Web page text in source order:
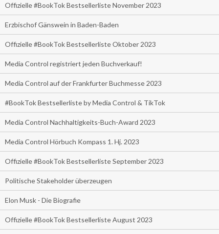
Offizielle #BookTok Bestsellerliste November 2023
Erzbischof Gänswein in Baden-Baden
Offizielle #BookTok Bestsellerliste Oktober 2023
Media Control registriert jeden Buchverkauf!
Media Control auf der Frankfurter Buchmesse 2023
#BookTok Bestsellerliste by Media Control & TikTok
Media Control Nachhaltigkeits-Buch-Award 2023
Media Control Hörbuch Kompass 1. Hj. 2023
Offizielle #BookTok Bestsellerliste September 2023
Politische Stakeholder überzeugen
Elon Musk - Die Biografie
Offizielle #BookTok Bestsellerliste August 2023